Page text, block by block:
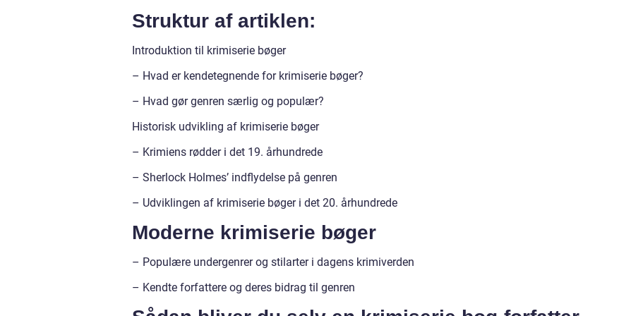
Struktur af artiklen:
Introduktion til krimiserie bøger
– Hvad er kendetegnende for krimiserie bøger?
– Hvad gør genren særlig og populær?
Historisk udvikling af krimiserie bøger
– Krimiens rødder i det 19. århundrede
– Sherlock Holmes’ indflydelse på genren
– Udviklingen af krimiserie bøger i det 20. århundrede
Moderne krimiserie bøger
– Populære undergenrer og stilarter i dagens krimiverden
– Kendte forfattere og deres bidrag til genren